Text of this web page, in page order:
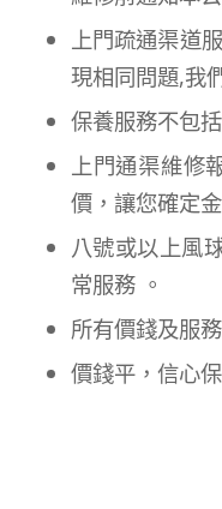
上門疏通渠道
現相同問題,我
保養服務不包
上門通渠維修
價，讓您確定
八號或以上風
常服務 。
所有價錢及服
價錢平，信心